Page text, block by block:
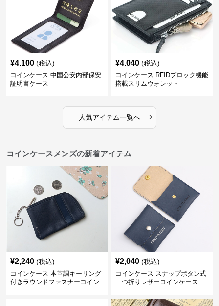
¥4,100 (税込)
コインケース 中国公安内部保安
証明書ケース
¥4,040 (税込)
コインケース RFIDブロック機能
搭載スリムウォレット
人気アイテム一覧へ ›
コインケースメンズの新着アイテム
¥2,240 (税込)
コインケース 本革調キーリング
付きラウンドファスナーコイン
¥2,040 (税込)
コインケース スナップボタン式
二つ折りレザーコインケース